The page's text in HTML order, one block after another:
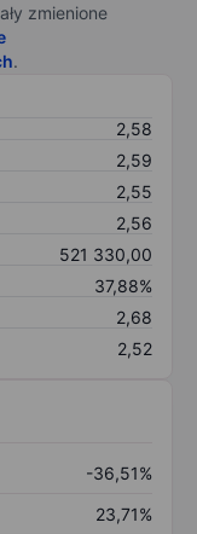
zmienione
.
2,58
2,59
2,55
2,56
521 330,00
37,88%
2,68
2,52
-36,51%
23,71%